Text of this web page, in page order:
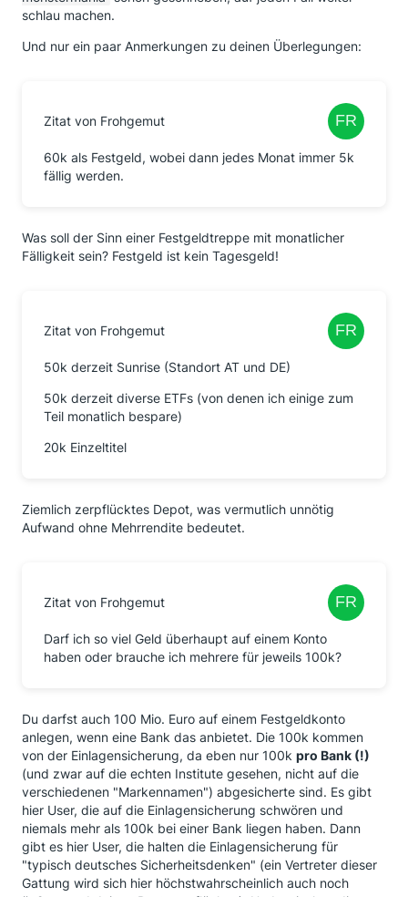
schlau machen.
Und nur ein paar Anmerkungen zu deinen Überlegungen:
Zitat von Frohgemut
60k als Festgeld, wobei dann jedes Monat immer 5k
fällig werden.
Was soll der Sinn einer Festgeldtreppe mit monatlicher
Fälligkeit sein? Festgeld ist kein Tagesgeld!
Zitat von Frohgemut
50k derzeit Sunrise (Standort AT und DE)
50k derzeit diverse ETFs (von denen ich einige zum
Teil monatlich bespare)
20k Einzeltitel
Ziemlich zerpflücktes Depot, was vermutlich unnötig
Aufwand ohne Mehrrendite bedeutet.
Zitat von Frohgemut
Darf ich so viel Geld überhaupt auf einem Konto
haben oder brauche ich mehrere für jeweils 100k?
Du darfst auch 100 Mio. Euro auf einem Festgeldkonto
anlegen, wenn eine Bank das anbietet. Die 100k kommen
von der Einlagensicherung, da eben nur 100k pro Bank (!)
(und zwar auf die echten Institute gesehen, nicht auf die
verschiedenen "Markennamen") abgesicherte sind. Es gibt
hier User, die auf die Einlagensicherung schwören und
niemals mehr als 100k bei einer Bank liegen haben. Dann
gibt es hier User, die halten die Einlagensicherung für
"typisch deutsches Sicherheitsdenken" (ein Vertreter dieser
Gattung wird sich hier höchstwahrscheinlich auch noch